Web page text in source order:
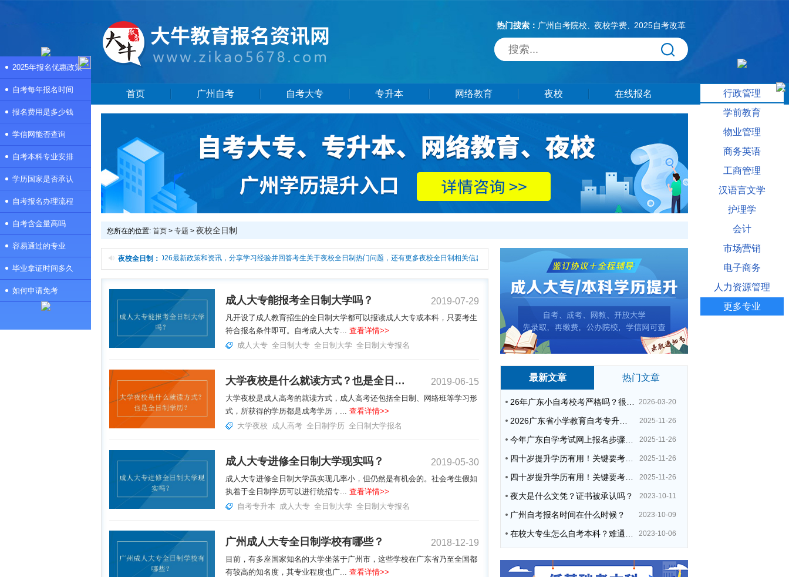
热门搜索： 广州自考院校、 夜校学费、 2025自考改革
首页 广州自考 自考大专 专升本 网络教育 夜校 在线报名
您所在的位置: 首页 > 专题 > 夜校全日制
最新文章 热门文章
26年广东小自考校考严格吗？很简单吗？ 2026-03-20
2026广东省小学教育自考专升本考试科目（+指引） 2025-11-26
今年广东自学考试网上报名步骤（全） 2025-11-26
四十岁提升学历有用！关键要考哪种？这种最快最实用！ 2025-11-26
四十岁提升学历有用！关键要考哪种？这种最快最实用！ 2025-11-26
夜大是什么文凭？证书被承认吗？ 2023-10-11
广州自考报名时间在什么时候？ 2023-10-09
在校大专生怎么自考本科？难通过吗？ 2023-10-06
夜校全日制：
本频道是夜校全日制专题页，提供夜校全日制2026最新政策和资讯，分享学习经验并回答考生关于夜校全日制热门问题，还有更多夜校全日制相关信息供大家参考。
成人大专能报考全日制大学吗？ 2019-07-29
凡开设了成人教育招生的全日制大学都可以报读成人大专或本科，只要考生
符合报名条件即可。自考成人大专... 查看详情>>
成人大专 全日制大专 全日制大学 全日制大专报名
大学夜校是什么就读方式？也是全日制学历？ 2019-06-15
大学夜校是成人高考的就读方式，成人高考还包括全日制、网络班等学习形
式，所获得的学历都是成考学历，... 查看详情>>
大学夜校 成人高考 全日制学历 全日制大学报名
成人大专进修全日制大学现实吗？ 2019-05-30
成人大专进修全日制大学虽实现几率小，但仍然是有机会的。社会考生假如
执着于全日制学历可以进行统招专... 查看详情>>
自考专升本 成人大专 全日制大学 全日制大专报名
广州成人大专全日制学校有哪些？ 2018-12-19
目前，有多座国家知名的大学坐落于广州市，这些学校在广东省乃至全国都
有较高的知名度，其专业程度也广... 查看详情>>
2025年报名优惠政策
自考每年报名时间
报名费用是多少钱
学信网能否查询
自考本科专业安排
学历国家是否承认
自考报名办理流程
自考含金量高吗
容易通过的专业
毕业拿证时间多久
如何申请免考
行政管理
学前教育
物业管理
商务英语
工商管理
汉语言文学
护理学
会计
市场营销
电子商务
人力资源管理
更多专业